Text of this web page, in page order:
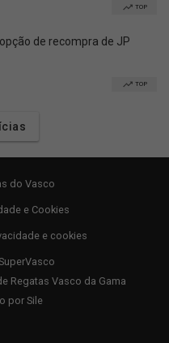
TOP
de recompra de JP
TOP
do Vasco
e Cookies
e cookies
Regatas Vasco da Gama
por Sile